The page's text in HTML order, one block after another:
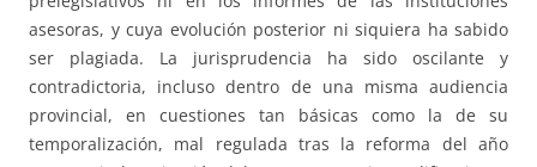
asesoras, y cuya evolución posterior ni siquiera ha sabido
ser plagiada. La jurisprudencia ha sido oscilante y
contradictoria, incluso dentro de una misma audiencia
provincial, en cuestiones tan básicas como la de su
temporalización, mal regulada tras la reforma del año